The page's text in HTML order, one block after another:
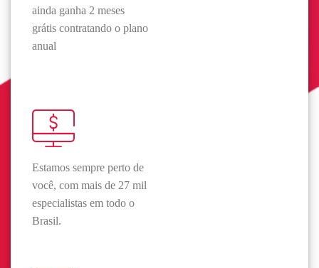
ainda ganha 2 meses
grátis contratando o plano
anual
Estamos sempre perto de
você, com mais de 27 mil
especialistas em todo o
Brasil.